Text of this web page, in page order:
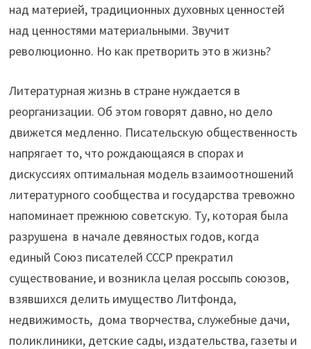
над материей, традиционных духовных ценностей
над ценностями материальными. Звучит
революционно. Но как претворить это в жизнь?
Литературная жизнь в стране нуждается в
реорганизации. Об этом говорят давно, но дело
движется медленно. Писательскую общественность
напрягает то, что рождающаяся в спорах и
дискуссиях оптимальная модель взаимоотношений
литературного сообщества и государства тревожно
напоминает прежнюю советскую. Ту, которая была
разрушена в начале девяностых годов, когда
единый Союз писателей СССР прекратил
существование, и возникла целая россыпь союзов,
взявшихся делить имущество Литфонда,
недвижимость, дома творчества, служебные дачи,
поликлиники, детские сады, издательства, газеты и